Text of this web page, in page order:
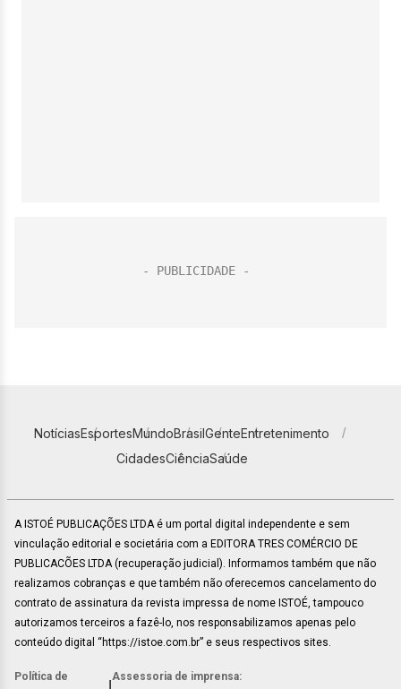
NotíciasEsportesMundoBrasilGenteEntretenimento
CidadesCiênciaSaúde
A ISTOÉ PUBLICAÇÕES LTDA é um portal digital independente e sem
vinculação editorial e societária com a EDITORA TRES COMÉRCIO DE
PUBLICACÕES LTDA (recuperação judicial). Informamos também que não
realizamos cobranças e que também não oferecemos cancelamento do
contrato de assinatura da revista impressa de nome ISTOÉ, tampouco
autorizamos terceiros a fazê-lo, nos responsabilizamos apenas pelo
conteúdo digital “https://istoe.com.br” e seus respectivos sites.
Política de Assessoria de imprensa: